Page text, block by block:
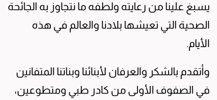
يسبغ علينا من رعايته ولطفه ما نتجاوز به الجائحة
الصحية التي تعيشها بلادنا والعالم في هذه
الأيام.
وأتقدم بالشكر والعرفان لأبنائنا وبناتنا المتفانين
في الصفوف الأولى من كادر طبي ومتطوعين،